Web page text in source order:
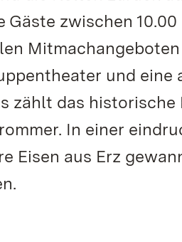
zwischen 10.00
und eine
zählt das historische
In einer
Eisen aus Erz